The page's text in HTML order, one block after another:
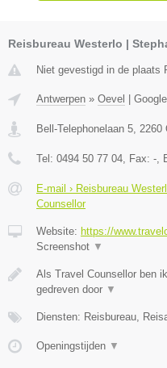
Reisbureau Westerlo |
Niet gevestigd in de plaats
Antwerpen » Oevel
Bell-Telephonelaan 5 2260
Tel: 0494 50 77 04 , Fax: - ,
E-mail › Reisbureau
Counsellor
Website: https://
Screenshot ▼
Als Travel Counsellor ben
gedreven door ▼
Diensten: Reisbureau,
Openingstijden ▼